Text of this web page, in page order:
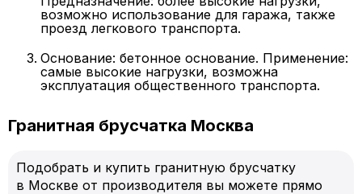
возможно использование для гаража, также
проезд легкового транспорта.
Основание: бетонное основание. Применение:
самые высокие нагрузки, возможна
эксплуатация общественного транспорта.
Гранитная брусчатка Москва
Подобрать и купить гранитную брусчатку
в Москве от производителя вы можете прямо